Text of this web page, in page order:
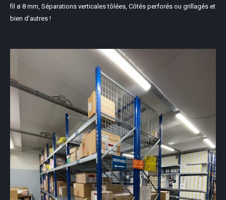
fil ø 8 mm, Séparations verticales tôlées, Côtés perforés ou grillagés et
bien d’autres !